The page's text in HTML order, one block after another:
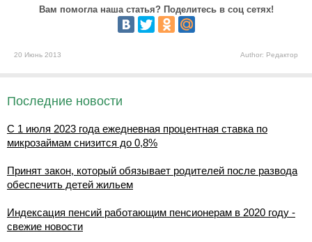
Вам помогла наша статья? Поделитесь в соц сетях!
20 Июнь 2013 Author: Редактор
Последние новости
С 1 июля 2023 года ежедневная процентная ставка по
микрозаймам снизится до 0,8%
Принят закон, который обязывает родителей после развода
обеспечить детей жильем
Индексация пенсий работающим пенсионерам в 2020 году -
свежие новости